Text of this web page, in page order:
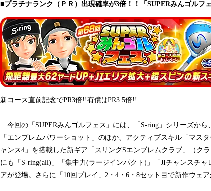
■プラチナランク（ＰＲ）出現確率が3倍！！「SUPERみんゴルフ
新コース直前記念でPR3倍!!有償はPR3.5倍!!
今回の「SUPERみんゴルフェス」には、「S-ring」シリーズか
「エンブレムパワーショット」のほか、アクティブスキル「マス
ャンス4」を搭載した新ギア「スリングSエンブレムクラブ」（ク
にも「S-ring(all)」「集中力(ラージインパクト)」「JIチャンスチ
アが登場。さらに「10回プレイ」2・4・6・8セット目で新作ウェ